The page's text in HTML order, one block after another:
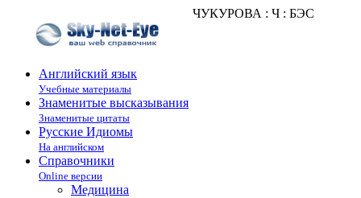
ЧУКУРОВА : Ч : БЭС
Английский язык
Учебные материалы
Знаменитые высказывания
Знаменитые цитаты
Русские Идиомы
На английском
Справочники
Online версии
Медицина